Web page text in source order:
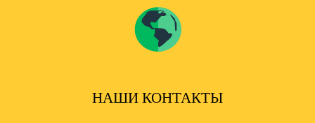
НАШИ КОНТАКТЫ